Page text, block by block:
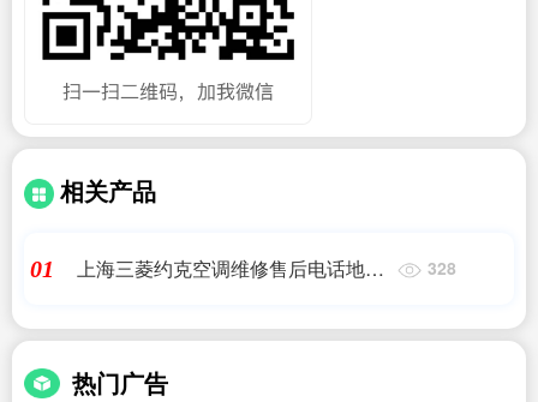
相关产品
01
上海三菱约克空调维修售后电话地址
328
热门广告